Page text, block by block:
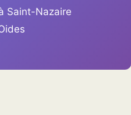
Saint-Nazaire